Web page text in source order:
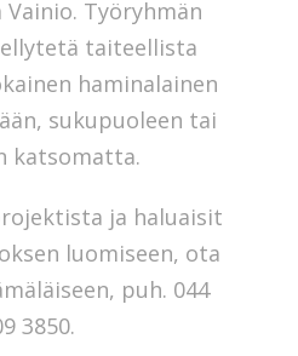
Työryhmän
taiteellista
haminalainen
sukupuoleen tai
katsomatta.
ja haluaisit
luomiseen, ota
puh. 044
3850.